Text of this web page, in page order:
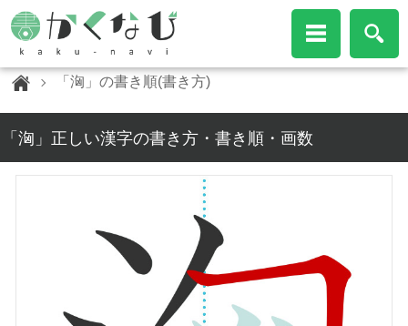
「洶」の書き順(書き方)
「洶」正しい漢字の書き方・書き順・画数